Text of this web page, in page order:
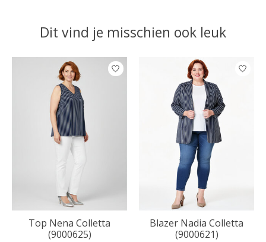
Dit vind je misschien ook leuk
Items van productcarrousel
Top Nena Colletta
(9000625)
Blazer Nadia Colletta
(9000621)